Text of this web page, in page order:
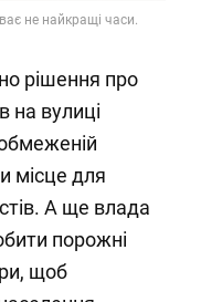
рішення про
на вулиці
місце для
А ще влада
порожні
щоб